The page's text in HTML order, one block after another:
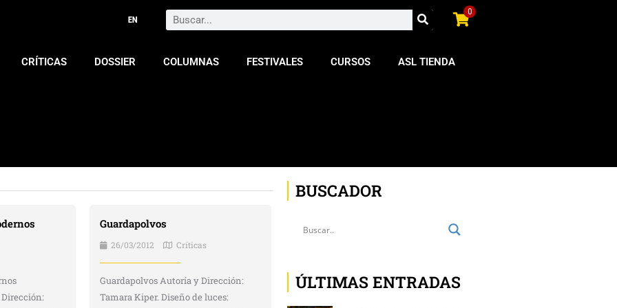
Search 0
CRÍTICAS DOSSIER COLUMNAS FESTIVALES CURSOS ASL TIENDA
Dirección:
Guardapolvos
26/03/2012 Críticas
Guardapolvos Autoría y Dirección:
Tamara Kiper. Diseño de luces:
BUSCADOR
ÚLTIMAS ENTRADAS